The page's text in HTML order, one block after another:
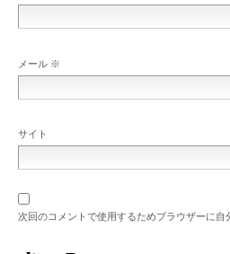
メール ※
サイト
次回のコメントで使用するためブラウザーに